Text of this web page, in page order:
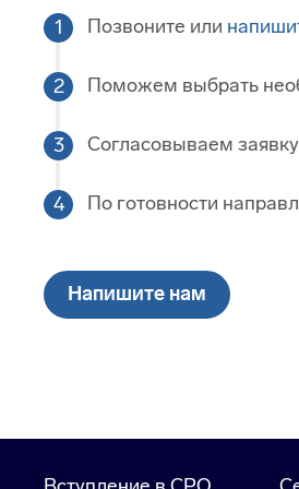
Позвоните или
Поможем выбрать
Согласовываем
По готовности
Напишите нам